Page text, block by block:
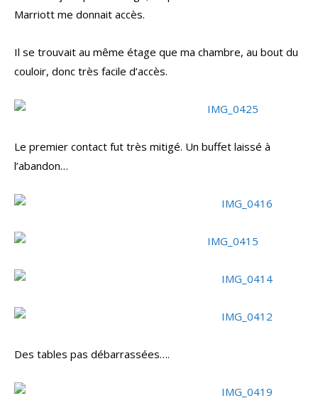
Marriott me donnait accès.
Il se trouvait au même étage que ma chambre, au bout du
couloir, donc très facile d’accès.
Le premier contact fut très mitigé. Un buffet laissé à
l’abandon…
Des tables pas débarrassées….